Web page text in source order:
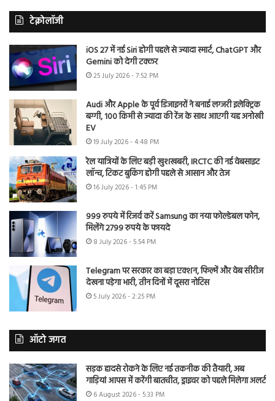
टेक्नोलॉजी
iOS 27 में नई Siri होगी पहले से ज्यादा स्मार्ट, ChatGPT और
Gemini को देगी टक्कर
25 July 2026 - 7:52 PM
Audi और Apple के पूर्व डिजाइनरों ने बनाई लग्जरी इलेक्ट्रिक
बग्गी, 100 किमी से ज्यादा की रेंज के साथ आएगी यह अनोखी
EV
19 July 2026 - 4:48 PM
रेल यात्रियों के लिए बड़ी खुशखबरी, IRCTC की नई वेबसाइट
लॉन्च, टिकट बुकिंग होगी पहले से आसान और तेज
16 July 2026 - 1:45 PM
999 रुपये में रिजर्व करें Samsung का नया फोल्डेबल फोन,
मिलेंगे 2799 रुपये के फायदे
8 July 2026 - 5:54 PM
Telegram पर सरकार का बड़ा एक्शन, फिल्में और वेब सीरीज
देखना पड़ेगा भारी, तीन दिनों में दूसरा नोटिस
5 July 2026 - 2:25 PM
ऑटो जगत
सड़क हादसे रोकने के लिए नई तकनीक की तैयारी, अब
गाड़ियां आपस में करेंगी बातचीत, ड्राइवर को पहले मिलेगा अलर्ट
6 August 2026 - 5:33 PM